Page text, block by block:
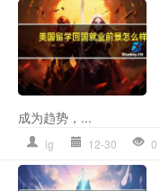
成为趋势，...
lg 12-30 0